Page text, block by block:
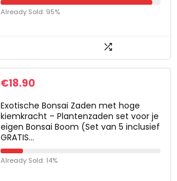
Already Sold: 95%
€18.90
Exotische Bonsai Zaden met hoge
kiemkracht – Plantenzaden set voor je
eigen Bonsai Boom (Set van 5 inclusief
GRATIS…
Already Sold: 14%